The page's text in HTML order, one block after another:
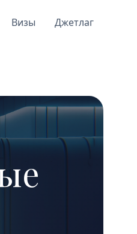
Визы Джетлаг